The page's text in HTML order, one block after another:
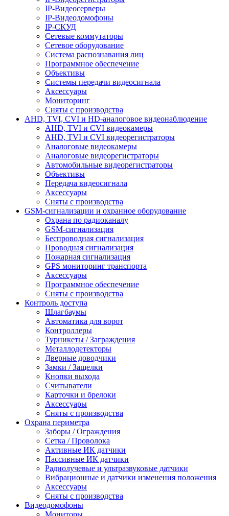
IP-Видеосерверы
IP-Видеодомофоны
IP-СКУД
Сетевые коммутаторы
Сетевое оборудование
Система распознавания лиц
Программное обеспечение
Объективы
Системы передачи видеосигнала
Аксессуары
Мониторинг
Сняты с производства
AHD, TVI, CVI и HD-аналоговое видеонаблюдение
AHD, TVI и CVI видеокамеры
AHD, TVI и CVI видеорегистраторы
Аналоговые видеокамеры
Аналоговые видеорегистраторы
Автомобильные видеорегистраторы
Объективы
Передача видеосигнала
Аксессуары
Сняты с производства
GSM-сигнализации и охранное оборудование
Охрана по радиоканалу
GSM-сигнализация
Беспроводная сигнализация
Проводная сигнализация
Пожарная сигнализация
GPS мониторинг транспорта
Аксессуары
Программное обеспечение
Сняты с производства
Контроль доступа
Шлагбаумы
Автоматика для ворот
Контроллеры
Турникеты / Заграждения
Металлодетекторы
Дверные доводчики
Замки / Защелки
Кнопки выхода
Считыватели
Карточки и брелоки
Аксессуары
Сняты с производства
Охрана периметра
Заборы / Ограждения
Сетка / Проволока
Активные ИК датчики
Пассивные ИК датчики
Радиолучевые и ультразвуковые датчики
Вибрационные и датчики изменения положения
Аксессуары
Сняты с производства
Видеодомофоны
Мониторы